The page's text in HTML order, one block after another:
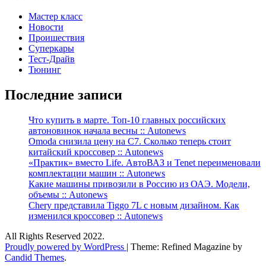
Мастер класс
Новости
Проишествия
Суперкары
Тест-Драйв
Тюнинг
Последние записи
Что купить в марте. Топ-10 главных российских
автоновинок начала весны :: Autonews
Omoda снизила цену на C7. Сколько теперь стоит
китайский кроссовер :: Autonews
«Практик» вместо Life. АвтоВАЗ и Tenet переименовали
комплектации машин :: Autonews
Какие машины привозили в Россию из ОАЭ. Модели,
объемы :: Autonews
Chery представила Tiggo 7L с новым дизайном. Как
изменился кроссовер :: Autonews
All Rights Reserved 2022.
Proudly powered by WordPress | Theme: Refined Magazine by
Candid Themes.